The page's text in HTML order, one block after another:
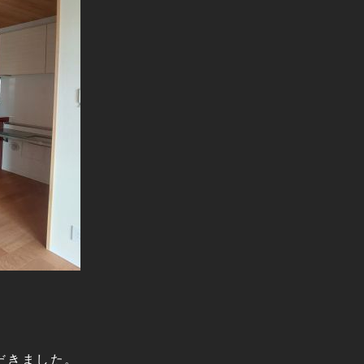
ました。